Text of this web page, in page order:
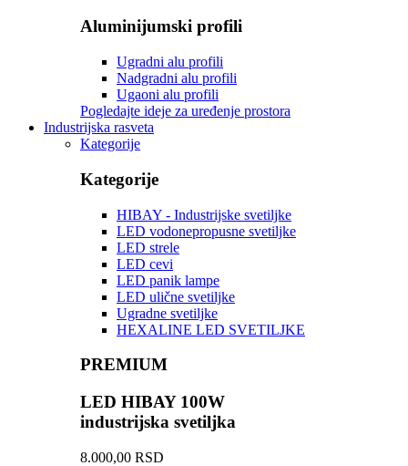
Aluminijumski profili
Ugradni alu profili
Nadgradni alu profili
Ugaoni alu profili
Pogledajte ideje za uređenje prostora
Industrijska rasveta
Kategorije
Kategorije
HIBAY - Industrijske svetiljke
LED vodonepropusne svetiljke
LED strele
LED cevi
LED panik lampe
LED ulične svetiljke
Ugradne svetiljke
HEXALINE LED SVETILJKE
PREMIUM
LED HIBAY 100W
industrijska svetiljka
8.000,00 RSD